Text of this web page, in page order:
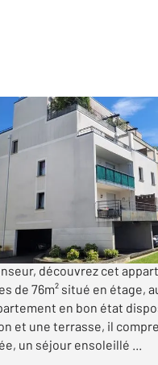
60
m
, 3 pièces
17795
F3 à vendre
215 000 €
une résidence récente,
découvrez cet
de 76m² situé en étage,
en bon état
et une terrasse, il
un séjour ensoleillé ...